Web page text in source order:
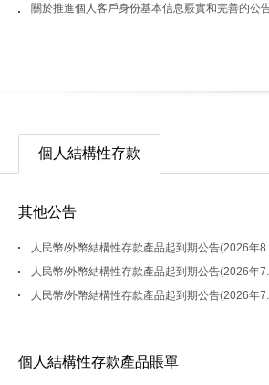
關於推進個人客戶身份基本信息覈實和完善的公
個人結構性存款
其他公告
人民幣/外幣結構性存款產品起到期公告(2026年
人民幣/外幣結構性存款產品起到期公告(2026年
人民幣/外幣結構性存款產品起到期公告(2026年
個人結構性存款產品賬單